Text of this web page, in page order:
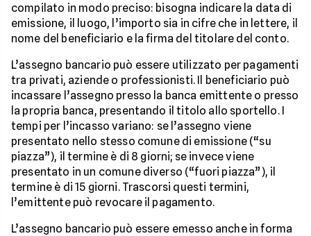
compilato in modo preciso: bisogna indicare la data di
emissione, il luogo, l’importo sia in cifre che in lettere, il
nome del beneficiario e la firma del titolare del conto.
L’assegno bancario può essere utilizzato per pagamenti
tra privati, aziende o professionisti. Il beneficiario può
incassare l’assegno presso la banca emittente o presso
la propria banca, presentando il titolo allo sportello. I
tempi per l’incasso variano: se l’assegno viene
presentato nello stesso comune di emissione (“su
piazza”), il termine è di 8 giorni; se invece viene
presentato in un comune diverso (“fuori piazza”), il
termine è di 15 giorni. Trascorsi questi termini,
l’emittente può revocare il pagamento.
L’assegno bancario può essere emesso anche in forma